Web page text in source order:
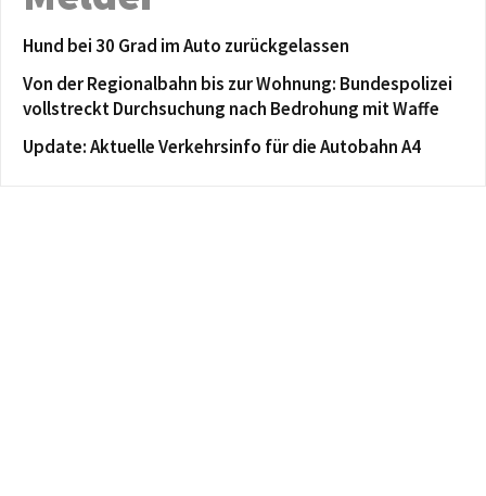
Hund bei 30 Grad im Auto zurückgelassen
Von der Regionalbahn bis zur Wohnung: Bundespolizei
vollstreckt Durchsuchung nach Bedrohung mit Waffe
Update: Aktuelle Verkehrsinfo für die Autobahn A4